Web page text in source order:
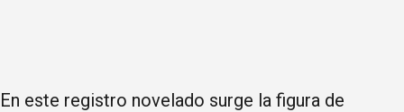
En este registro novelado surge la figura de